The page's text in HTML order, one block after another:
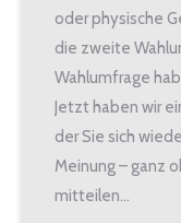
oder physische
die zweite
Wahlumfrage
Jetzt haben wir
der Sie sich
Meinung – ganz
mitteilen…